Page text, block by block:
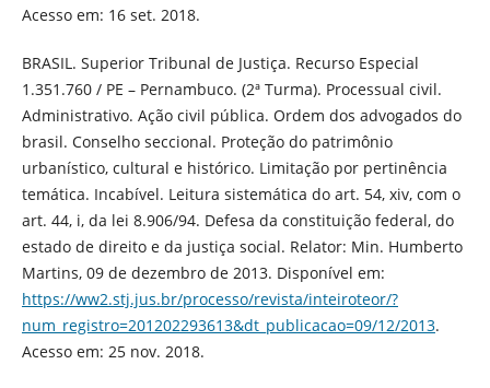
Acesso em: 16 set. 2018.
BRASIL. Superior Tribunal de Justiça. Recurso Especial
1.351.760 / PE – Pernambuco. (2ª Turma). Processual civil.
Administrativo. Ação civil pública. Ordem dos advogados do
brasil. Conselho seccional. Proteção do patrimônio
urbanístico, cultural e histórico. Limitação por pertinência
temática. Incabível. Leitura sistemática do art. 54, xiv, com o
art. 44, i, da lei 8.906/94. Defesa da constituição federal, do
estado de direito e da justiça social. Relator: Min. Humberto
Martins, 09 de dezembro de 2013. Disponível em:
https://ww2.stj.jus.br/processo/revista/inteiroteor/?
num_registro=201202293613&dt_publicacao=09/12/2013.
Acesso em: 25 nov. 2018.